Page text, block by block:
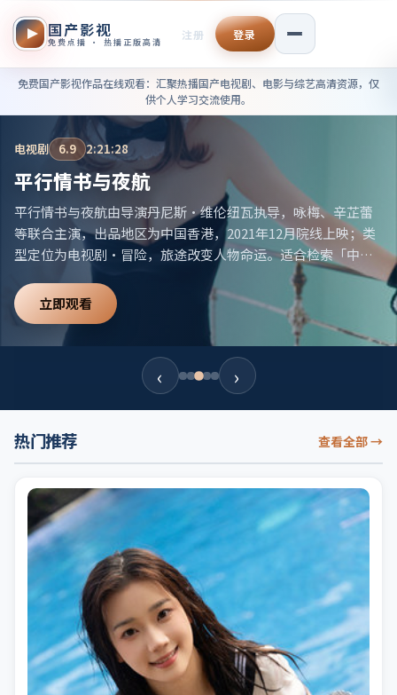
国产影视
免费点播 · 热播正版高清
注册 登录
免费国产影视作品在线观看——
免费国产影视作品在线观看：汇聚热播国产电视剧、电影与综艺高清资源，仅
供个人学习交流使用。
电视剧 6.9 2:21:28
平行情书与夜航
平行情书与夜航由导演丹尼斯·维伦纽瓦执导，咏梅、辛芷蕾
等联合主演，出品地区为中国香港，2021年12月院线上映；类
型定位为电视剧·冒险，旅途改变人物命运。适合检索「中国
香港冒险」「2021高分电视剧」等相关关键词。
立即观看
‹ ›
热门推荐 查看全部→